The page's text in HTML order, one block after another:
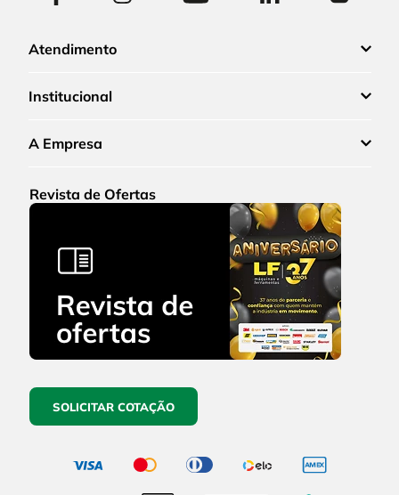
Atendimento
Institucional
A Empresa
Revista de Ofertas
SOLICITAR COTAÇÃO